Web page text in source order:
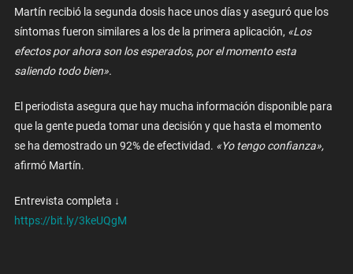
Martín recibió la segunda dosis hace unos días y aseguró que los
síntomas fueron similares a los de la primera aplicación, «Los
efectos por ahora son los esperados, por el momento esta
saliendo todo bien».
El periodista asegura que hay mucha información disponible para
que la gente pueda tomar una decisión y que hasta el momento
se ha demostrado un 92% de efectividad. «Yo tengo confianza»,
afirmó Martín.
Entrevista completa ↓
https://bit.ly/3keUQgM